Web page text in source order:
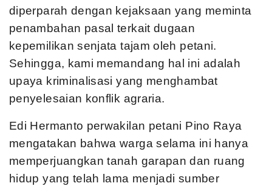
diperparah dengan kejaksaan yang meminta
penambahan pasal terkait dugaan
kepemilikan senjata tajam oleh petani.
Sehingga, kami memandang hal ini adalah
upaya kriminalisasi yang menghambat
penyelesaian konflik agraria.
Edi Hermanto perwakilan petani Pino Raya
mengatakan bahwa warga selama ini hanya
memperjuangkan tanah garapan dan ruang
hidup yang telah lama menjadi sumber